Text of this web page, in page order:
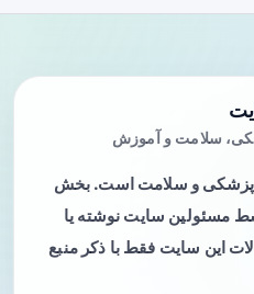
سلامت و آموزش
پزشکی و سلامت است. بخش
مسئولین سایت نوشته یا
این سایت فقط با ذکر منبع